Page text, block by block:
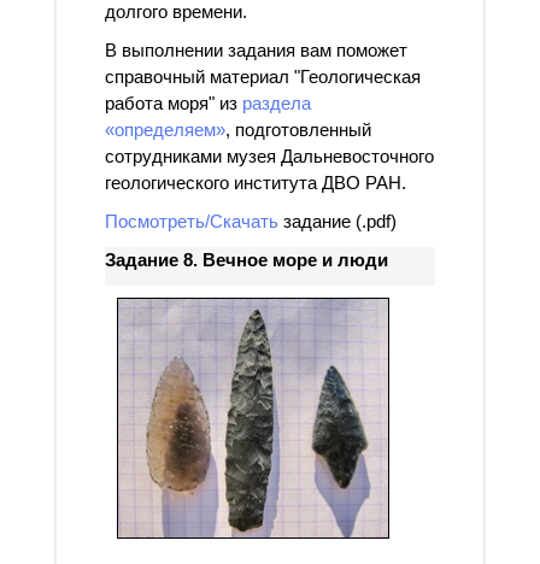
долгого времени.
В выполнении задания вам поможет
справочный материал "Геологическая
работа моря" из раздела
«определяем», подготовленный
сотрудниками музея Дальневосточного
геологического института ДВО РАН.
Посмотреть/Скачать задание (.pdf)
Задание 8. Вечное море и люди